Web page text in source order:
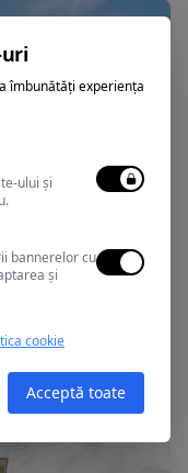
uri
îmbunătăți experiența
ului și
bannerelor cu
și
cookie
Acceptă toate